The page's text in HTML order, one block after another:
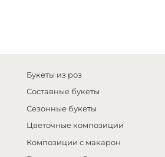
Букеты из роз
Составные букеты
Сезонные букеты
Цветочные композиции
Композиции с макарон